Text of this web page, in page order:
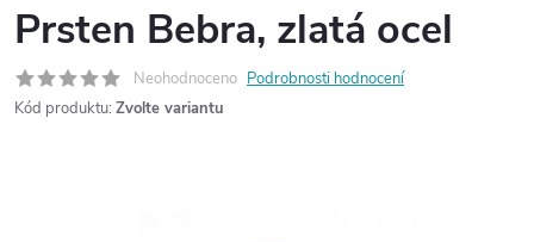
Prsten Bebra, zlatá ocel
Neohodnoceno Podrobnosti hodnocení
Kód produktu: Zvolte variantu